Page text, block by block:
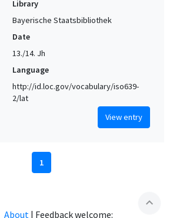
Library
Bayerische Staatsbibliothek
Date
13./14. Jh
Language
http://id.loc.gov/vocabulary/iso639-
2/lat
View entry
1
expand_less
About | Feedback welcome: